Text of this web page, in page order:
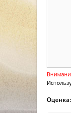
Оценка: